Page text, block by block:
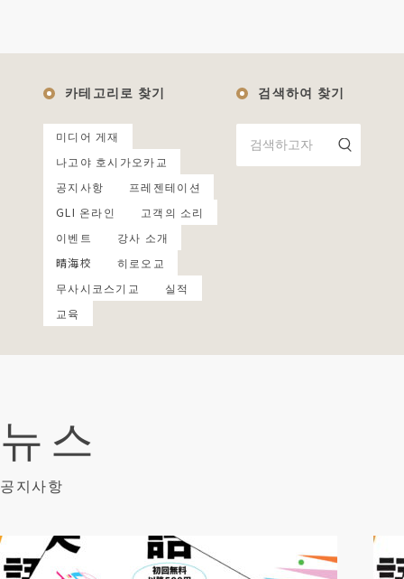
카테고리로 찾기
미디어 게재
나고야 호시가오카교
공지사항
프레젠테이션
GLI 온라인
고객의 소리
이벤트
강사 소개
晴海校
히로오교
무사시코스기교
실적
교육
검색하여 찾기
뉴스
공지사항